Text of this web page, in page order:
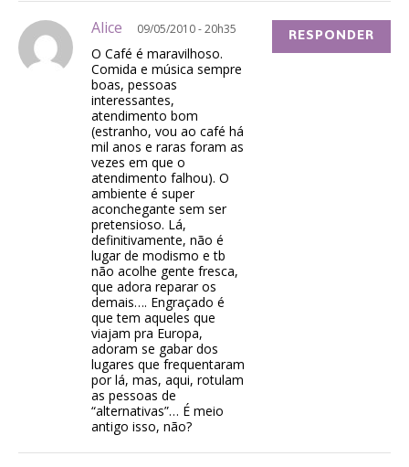
Alice 09/05/2010 - 20h35
O Café é maravilhoso.
Comida e música sempre
boas, pessoas
interessantes,
atendimento bom
(estranho, vou ao café há
mil anos e raras foram as
vezes em que o
atendimento falhou). O
ambiente é super
aconchegante sem ser
pretensioso. Lá,
definitivamente, não é
lugar de modismo e tb
não acolhe gente fresca,
que adora reparar os
demais…. Engraçado é
que tem aqueles que
viajam pra Europa,
adoram se gabar dos
lugares que frequentaram
por lá, mas, aqui, rotulam
as pessoas de
“alternativas”… É meio
antigo isso, não?
RESPONDER